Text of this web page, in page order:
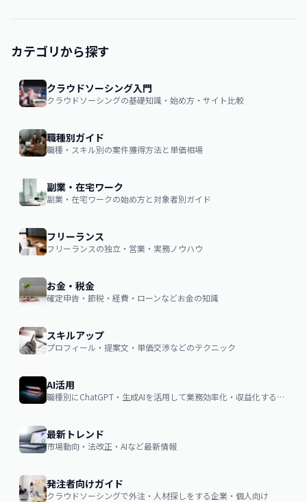
カテゴリから探す
クラウドソーシング入門
クラウドソーシングの基礎知識・始め方・サイト比較
職種別ガイド
職種・スキル別の案件獲得方法と単価相場
副業・在宅ワーク
副業・在宅ワークの始め方と対象者別ガイド
フリーランス
フリーランスの独立・営業・実務ノウハウ
お金・税金
確定申告・節税・経費・ローンなどお金の知識
スキルアップ
プロフィール・提案文・単価交渉などのテクニック
AI活用
職種別にChatGPT・生成AIを活用して業務効率化・収益化するノウハウ
最新トレンド
市場動向・法改正・AIなど最新情報
発注者向けガイド
クラウドソーシングで外注・人材探しをする企業・個人向け